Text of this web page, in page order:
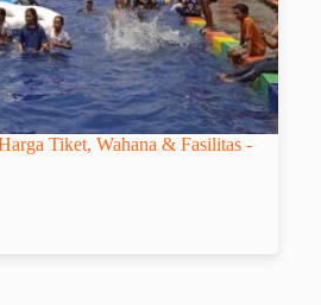
Tiket, Wahana & Fasilitas -